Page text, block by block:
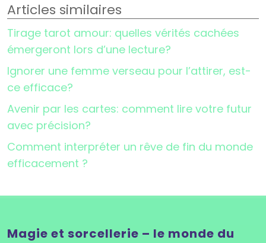
Articles similaires
Tirage tarot amour: quelles vérités cachées
émergeront lors d’une lecture?
Ignorer une femme verseau pour l’attirer, est-
ce efficace?
Avenir par les cartes: comment lire votre futur
avec précision?
Comment interpréter un rêve de fin du monde
efficacement ?
Magie et sorcellerie – le monde du